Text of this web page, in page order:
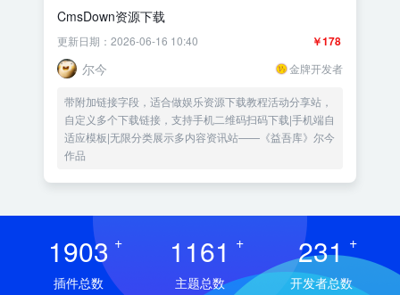
CmsDown资源下载
￥178
更新日期：2026-06-16 10:40
尔今 金牌开发者
带附加链接字段，适合做娱乐资源下载教程活动分享站，
自定义多个下载链接，支持手机二维码扫码下载|手机端自
适应模板|无限分类展示多内容资讯站——《益吾库》尔今
作品
1903 +
插件总数
1161 +
主题总数
231 +
开发者总数